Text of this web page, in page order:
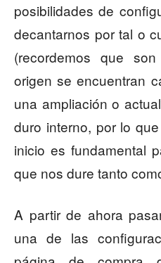
posibilidades de
decantarnos por tal o
(recordemos que
origen se encuentran
una ampliación o
duro interno, por lo
inicio es fundamental
que nos dure tanto
A partir de ahora
una de las